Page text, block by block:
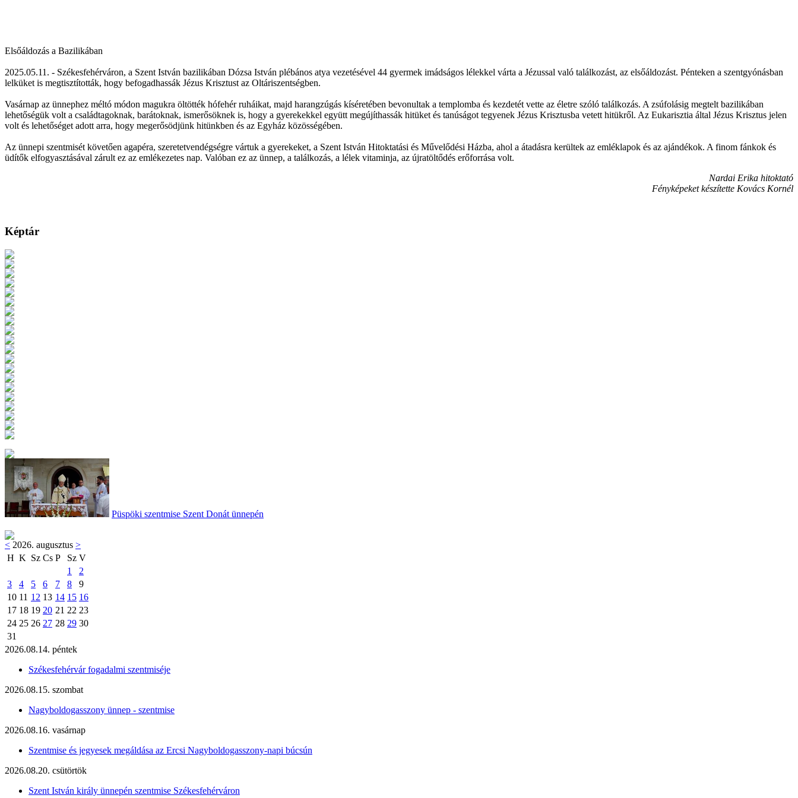
Elsőáldozás a Bazilikában
2025.05.11. - Székesfehérváron, a Szent István bazilikában Dózsa István plébános atya vezetésével 44 gyermek imádságos lélekkel várta a Jézussal való találkozást, az elsőáldozást. Pénteken a szentgyónásban
lelküket is megtisztították, hogy befogadhassák Jézus Krisztust az Oltáriszentségben.
Vasárnap az ünnephez méltó módon magukra öltötték hófehér ruháikat, majd harangzúgás kíséretében bevonultak a templomba és kezdetét vette az életre szóló találkozás. A zsúfolásig megtelt bazilikában
lehetőségük volt a családtagoknak, barátoknak, ismerősöknek is, hogy a gyerekekkel együtt megújíthassák hitüket és tanúságot tegyenek Jézus Krisztusba vetett hitükről. Az Eukarisztia által Jézus Krisztus jelen
volt és lehetőséget adott arra, hogy megerősödjünk hitünkben és az Egyház közösségében.
Az ünnepi szentmisét követően agapéra, szeretetvendégségre vártuk a gyerekeket, a Szent István Hitoktatási és Művelődési Házba, ahol a átadásra kerültek az emléklapok és az ajándékok. A finom fánkok és
üdítők elfogyasztásával zárult ez az emlékezetes nap. Valóban ez az ünnep, a találkozás, a lélek vitaminja, az újratöltődés erőforrása volt.
Nardai Erika hitoktató
Fényképeket készítette Kovács Kornél
Képtár
Püspöki szentmise Szent Donát ünnepén
< 2026. augusztus >
H K Sz Cs P Sz V
1
2
3
4 5 6 7 8
9
10 11 12 13 14 15 16
17 18 19 20 21 22 23
24 25 26 27 28 29 30
31
2026.08.14. péntek
Székesfehérvár fogadalmi szentmiséje
2026.08.15. szombat
Nagyboldogasszony ünnep - szentmise
2026.08.16. vasárnap
Szentmise és jegyesek megáldása az Ercsi Nagyboldogasszony-napi búcsún
2026.08.20. csütörtök
Szent István király ünnepén szentmise Székesfehérváron